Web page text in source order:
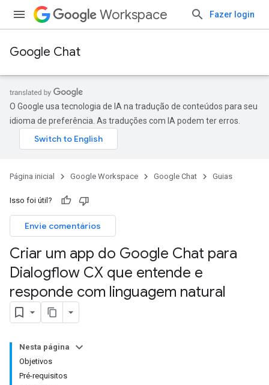
Workspace Fazer login
Google Chat
O Google usa tecnologia de IA na tradução de conteúdos para seu
idioma de preferência. As traduções com IA podem ter erros.
Página inicial Google Workspace Google Chat Guias
Isso foi útil?
Envie comentários
Criar um app do Google Chat para
Dialogflow CX que entende e
responde com linguagem natural
Nesta página
Objetivos
Pré-requisitos